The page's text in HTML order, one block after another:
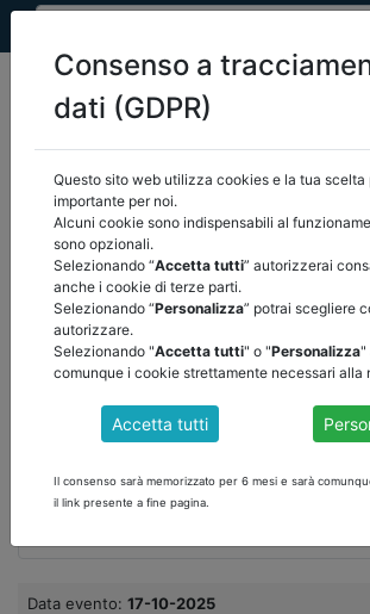
home eventi/torna indietro
EVENTI
Data evento: 17-10-2025
Consenso a
dati (GDPR)
Questo sito web utilizza cookies e la tua scelta
importante per noi.
Alcuni cookie sono indispensabili al
sono opzionali.
Selezionando “Accetta tutti” autorizzerai
anche i cookie di terze parti.
Selezionando “Personalizza” potrai scegliere
autorizzare.
Selezionando "Accetta tutti" o "Personalizza"
comunque i cookie strettamente necessari alla
Accetta tutti
Il consenso sarà memorizzato per 6 mesi e sarà
il link presente a fine pagina.